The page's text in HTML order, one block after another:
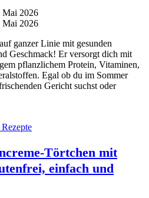
Mai 2026
Mai 2026
ganzer Linie mit gesunden
Geschmack! Er versorgt dich mit
pflanzlichem Protein, Vitaminen,
Egal ob du im Sommer
Gericht suchst oder
Törtchen mit
einfach und